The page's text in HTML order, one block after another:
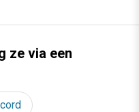
ze via een